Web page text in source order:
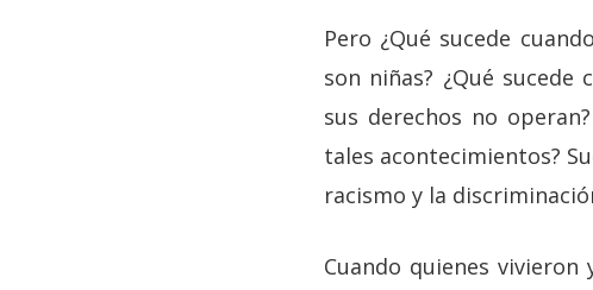
Pero ¿Qué sucede
son niñas? ¿Qué
sus derechos no
tales acontecimientos?
racismo y la
Cuando quienes